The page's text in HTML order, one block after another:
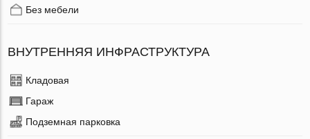
Без мебели
ВНУТРЕННЯЯ ИНФРАСТРУКТУРА
Кладовая
Гараж
Подземная парковка